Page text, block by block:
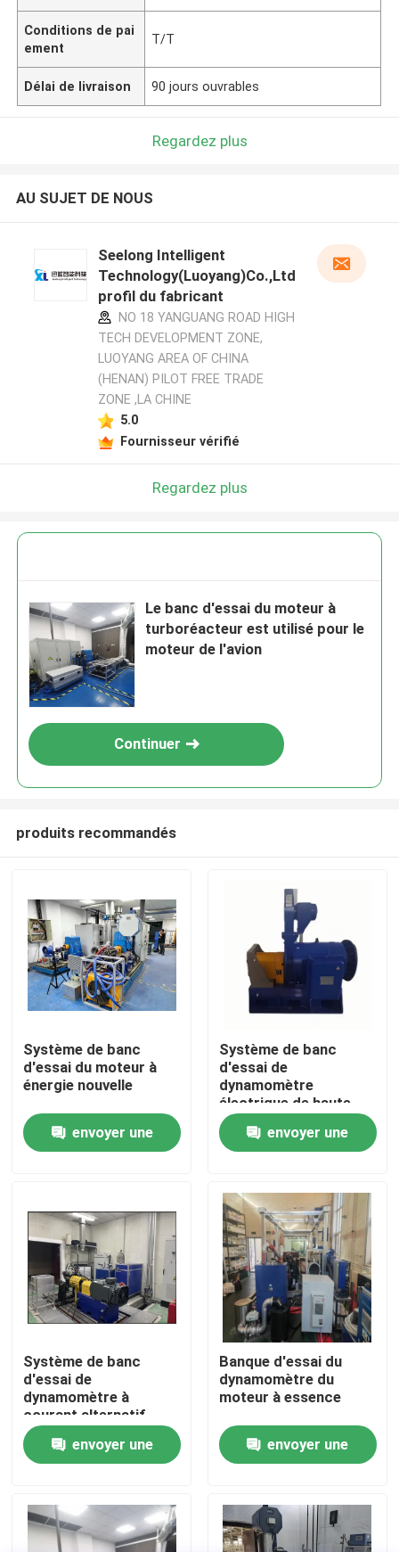
Produits
À propos de nous
Contrôle qualité
Contactez-nous
Nouvelles
Les affaires
Dynamomètre à grande vitesse
Conditions de pai
ement
T/T
Délai de livraison 90 jours ouvrables
Regardez plus
AU SUJET DE NOUS
Seelong Intelligent
Technology(Luoyang)Co.,Ltd
profil du fabricant
NO 18 YANGUANG ROAD HIGH
TECH DEVELOPMENT ZONE,
LUOYANG AREA OF CHINA
(HENAN) PILOT FREE TRADE
ZONE ,LA CHINE
5.0
Fournisseur vérifié
Regardez plus
Le banc d'essai du moteur à
turboréacteur est utilisé pour le
moteur de l'avion
Continuer
produits recommandés
Système de banc
d'essai du moteur à
énergie nouvelle
envoyer une
Système de banc
d'essai de
dynamomètre
électrique de haute
précision
envoyer une
Système de banc
d'essai de
dynamomètre à
courant alternatif
envoyer une
Banque d'essai du
dynamomètre du
moteur à essence
envoyer une